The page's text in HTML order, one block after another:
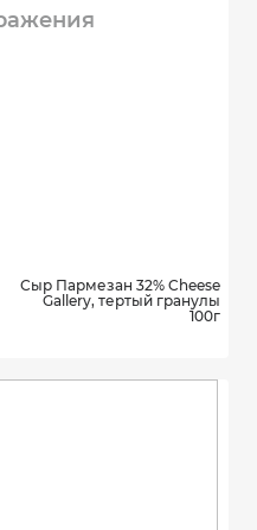
Сыр Пармезан 32% Cheese
Gallery, тертый гранулы
100г